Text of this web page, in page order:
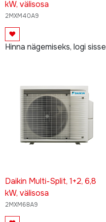
kW, välisosa
2MXM40A9
Hinna nägemiseks, logi sisse
Daikin Multi-Split, 1+2, 6,8
kW, välisosa
2MXM68A9